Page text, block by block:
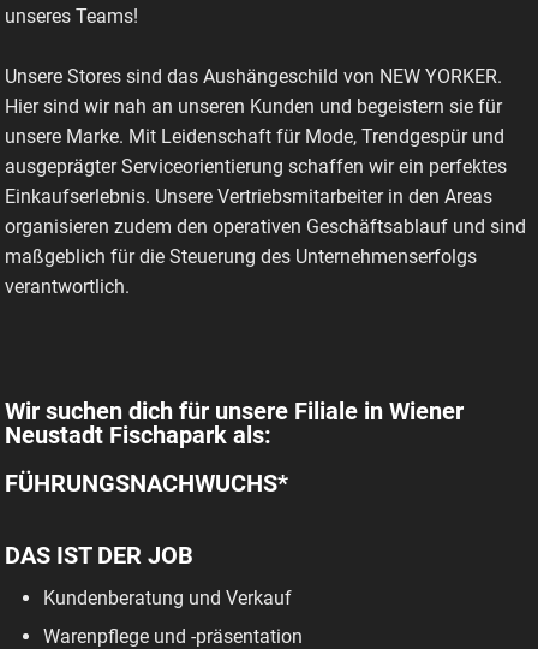
unseres Teams!
Unsere Stores sind das Aushängeschild von NEW YORKER.
Hier sind wir nah an unseren Kunden und begeistern sie für
unsere Marke. Mit Leidenschaft für Mode, Trendgespür und
ausgeprägter Serviceorientierung schaffen wir ein perfektes
Einkaufserlebnis. Unsere Vertriebsmitarbeiter in den Areas
organisieren zudem den operativen Geschäftsablauf und sind
maßgeblich für die Steuerung des Unternehmenserfolgs
verantwortlich.
Wir suchen dich für unsere Filiale in Wiener
Neustadt Fischapark als:
FÜHRUNGSNACHWUCHS*
DAS IST DER JOB
Kundenberatung und Verkauf
Warenpflege und -präsentation